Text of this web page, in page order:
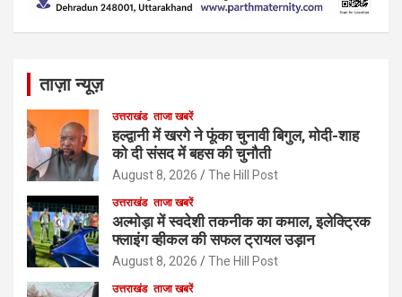
ताज़ा न्यूज़
उत्तराखंड ताजा खबरें
हल्द्वानी में खरगे ने फूंका चुनावी बिगुल, मोदी-शाह
को दी संसद में बहस की चुनौती
August 8, 2026 The Hill Post
उत्तराखंड ताजा खबरें
अल्मोड़ा में स्वदेशी तकनीक का कमाल, इलेक्ट्रिक
फ्लाइंग व्हीकल की सफल ट्रायल उड़ान
August 8, 2026 The Hill Post
उत्तराखंड ताजा खबरें